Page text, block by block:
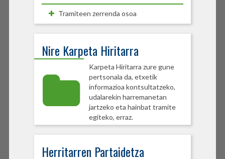
Tramiteen zerrenda osoa
Nire Karpeta Hiritarra
Karpeta Hiritarra zure gune
pertsonala da, etxetik
informazioa kontsultatzeko,
udalarekin harremanetan
jartzeko eta hainbat tramite
egiteko, erraz.
Herritarren Partaidetza